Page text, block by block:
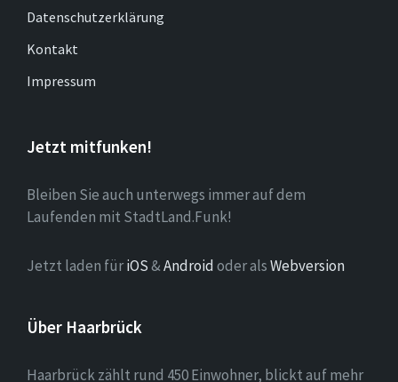
Datenschutzerklärung
Kontakt
Impressum
Jetzt mitfunken!
Bleiben Sie auch unterwegs immer auf dem
Laufenden mit StadtLand.Funk!
Jetzt laden füriOS&Androidoder alsWebversion
Über Haarbrück
Haarbrück zählt rund 450 Einwohner, blickt auf mehr